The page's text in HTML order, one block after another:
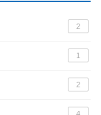
2
1
2
4